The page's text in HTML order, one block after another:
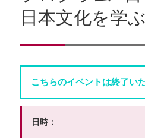
日本文化を学ぶ
こちらのイベントは終了い
日時：